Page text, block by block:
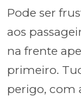
Pode ser
aos
na frente
primeiro.
perigo, com